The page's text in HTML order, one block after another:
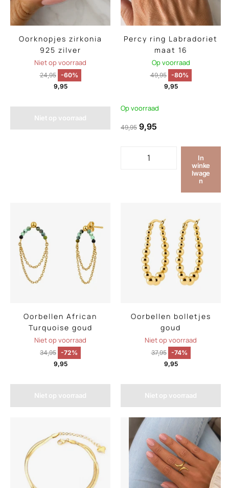
Oorknopjes zirkonia
925 zilver
Niet op voorraad
24,95
-60%
9,95
Niet op voorraad
Percy ring Labradoriet
maat 16
Op voorraad
49,95
-80%
9,95
Op voorraad
49,95 9,95
In
winke
lwage
n
Oorbellen African
Turquoise goud
Niet op voorraad
34,95 -72%
9,95
Niet op voorraad
Oorbellen bolletjes
goud
Niet op voorraad
37,95
-74%
9,95
Niet op voorraad